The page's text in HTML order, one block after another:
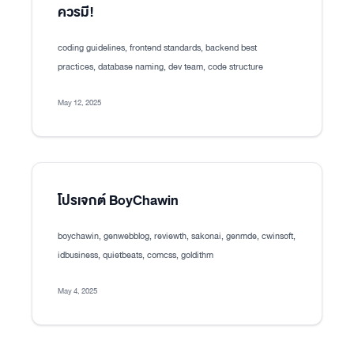
ควรมี!
coding guidelines, frontend standards, backend best
practices, database naming, dev team, code structure
May 12, 2025
โปรเจกต์ BoyChawin
boychawin, genwebblog, reviewth, sakonai, genmde, cwinsoft,
idbusiness, quietbeats, comcss, goldithm
May 4, 2025